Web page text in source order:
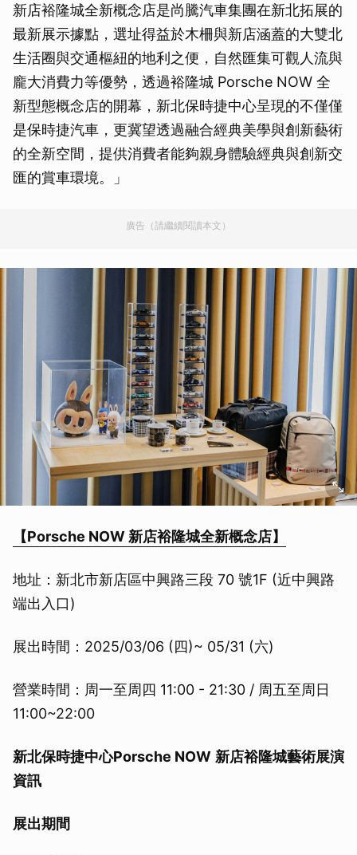
新店裕隆城全新概念店是尚騰汽車集團在新北拓展的
最新展示據點，選址得益於木柵與新店涵蓋的大雙北
生活圈與交通樞紐的地利之便，自然匯集可觀人流與
龐大消費力等優勢，透過裕隆城 Porsche NOW 全
新型態概念店的開幕，新北保時捷中心呈現的不僅僅
是保時捷汽車，更冀望透過融合經典美學與創新藝術
的全新空間，提供消費者能夠親身體驗經典與創新交
匯的賞車環境。」
廣告（請繼續閱讀本文）
【Porsche NOW 新店裕隆城全新概念店】
地址：新北市新店區中興路三段 70 號1F (近中興路
端出入口)
展出時間：2025/03/06 (四)~ 05/31 (六)
營業時間：周一至周四 11:00 - 21:30 / 周五至周日
11:00~22:00
新北保時捷中心Porsche NOW 新店裕隆城藝術展演
資訊
展出期間